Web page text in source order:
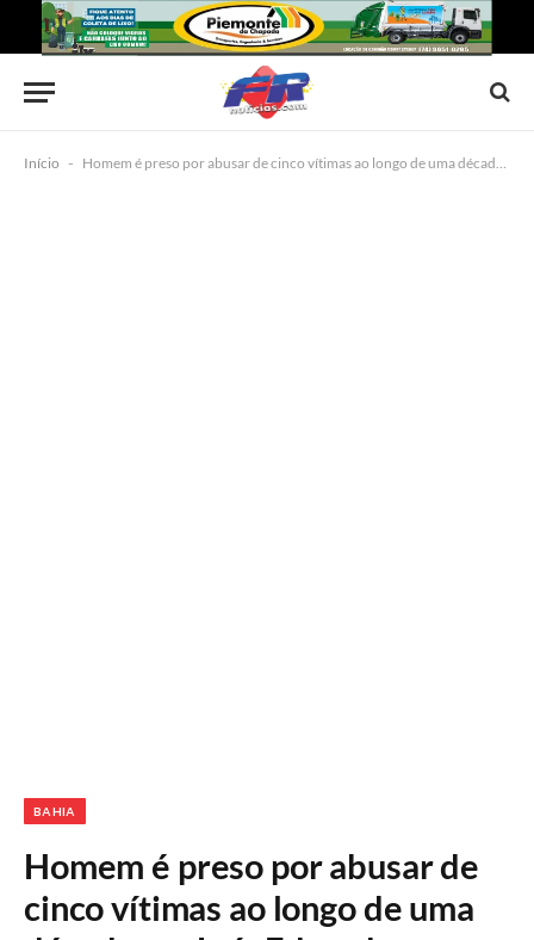
Início - Homem é preso por abusar de cinco vítimas ao longo de uma década em Luís Eduardo Magalhães
BAHIA
Homem é preso por abusar de
cinco vítimas ao longo de uma